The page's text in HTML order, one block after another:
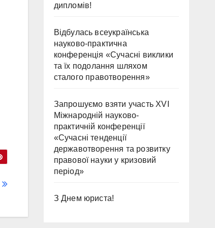
дипломів!
Відбулась всеукраїнська
науково-практична
конференція «Сучасні виклики
та їх подолання шляхом
сталого правотворення»
Запрошуємо взяти участь ХVІ
Міжнародній науково-
практичній конференції
«Сучасні тенденції
державотворення та розвитку
правової науки у кризовий
період»
З Днем юриста!